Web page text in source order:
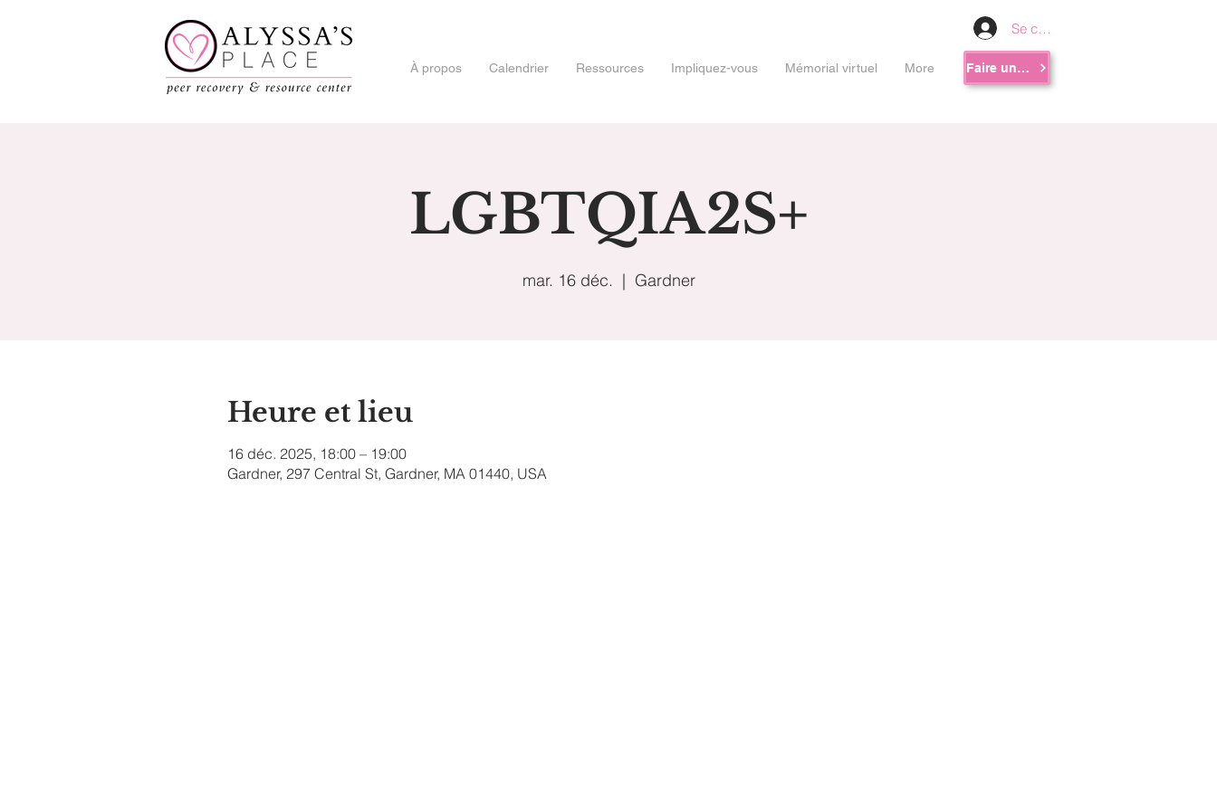
Se connecter
À propos Calendrier Ressources Impliquez-vous Mémorial virtuel More Faire un don
LGBTQIA2S+
mar. 16 déc.
  |
Gardner
Heure et lieu
16 déc. 2025, 18:00 – 19:00
Gardner, 297 Central St, Gardner, MA 01440, USA